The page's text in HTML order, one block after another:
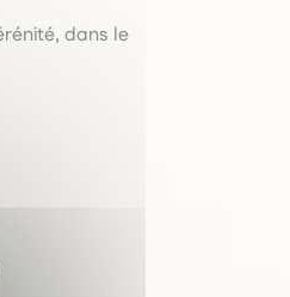
dans le